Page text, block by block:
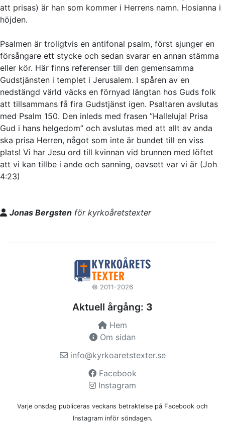
att prisas) är han som kommer i Herrens namn. Hosianna i
höjden.
Psalmen är troligtvis en antifonal psalm, först sjunger en
försångare ett stycke och sedan svarar en annan stämma
eller kör. Här finns referenser till den gemensamma
Gudstjänsten i templet i Jerusalem. I spåren av en
nedstängd värld väcks en förnyad längtan hos Guds folk
att tillsammans få fira Gudstjänst igen. Psaltaren avslutas
med Psalm 150. Den inleds med frasen ”Halleluja! Prisa
Gud i hans helgedom” och avslutas med att allt av anda
ska prisa Herren, något som inte är bundet till en viss
plats! Vi har Jesu ord till kvinnan vid brunnen med löftet
att vi kan tillbe i ande och sanning, oavsett var vi är (Joh
4:23)
Jonas Bergsten för kyrkoåretstexter
© 2011-2026
Aktuell årgång: 3
Hem
Om sidan
info@kyrkoaretstexter.se
Facebook
Instagram
Varje onsdag publiceras veckans betraktelse på Facebook och
Instagram inför söndagen.